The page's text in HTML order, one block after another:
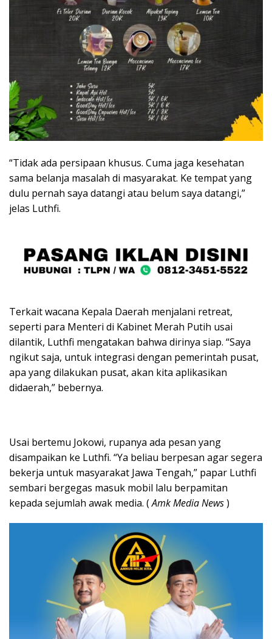
“Tidak ada persipaan khusus. Cuma jaga kesehatan
sama belanja masalah di masyarakat. Ke tempat yang
dulu pernah saya datangi atau belum saya datangi,”
jelas Luthfi.
Terkait wacana Kepala Daerah menjalani retreat,
seperti para Menteri di Kabinet Merah Putih usai
dilantik, Luthfi mengatakan bahwa dirinya siap. “Saya
ngikut saja, untuk integrasi dengan pemerintah pusat,
apa yang dilakukan pusat, akan kita aplikasikan
didaerah,” bebernya.
Usai bertemu Jokowi, rupanya ada pesan yang
disampaikan ke Luthfi. “Ya beliau berpesan agar segera
bekerja untuk masyarakat Jawa Tengah,” papar Luthfi
sembari bergegas masuk mobil lalu berpamitan
kepada sejumlah awak media. (Amk Media News)